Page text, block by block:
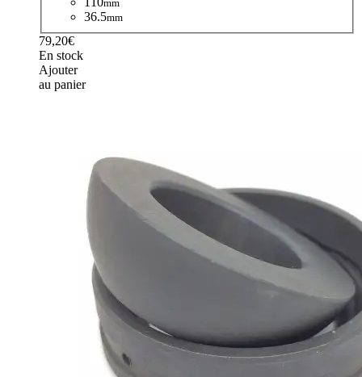
mm
36.5mm
79,20€
En stock
Ajouter
au panier